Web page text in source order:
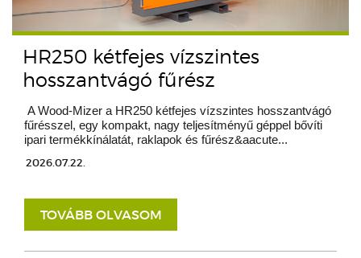
HR250 kétfejes vízszintes
hosszantvágó fűrész
A Wood-Mizer a HR250 kétfejes vízszintes hosszantvágó
fűrésszel, egy kompakt, nagy teljesítményű géppel bővíti
ipari termékkínálatát, raklapok és fűrész&aacute...
2026.07.22.
TOVÁBB OLVASOM